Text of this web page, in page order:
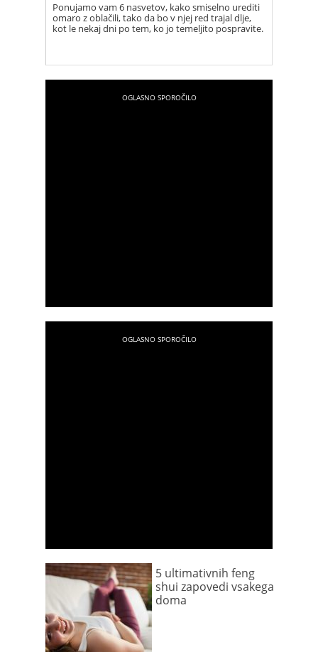
Ponujamo vam 6 nasvetov, kako smiselno urediti
omaro z oblačili, tako da bo v njej red trajal dlje,
kot le nekaj dni po tem, ko jo temeljito pospravite.
5 ultimativnih feng
shui zapovedi vsakega
doma